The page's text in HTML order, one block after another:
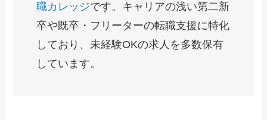
職カレッジです。キャリアの浅い第二新
卒や既卒・フリーターの転職支援に特化
しており、未経験OKの求人を多数保有
しています。